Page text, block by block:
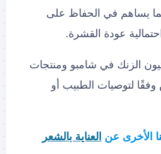
يساهم في الحفاظ على
عودة القشرة.
الزنك في شامبو ومنتجات
وفقًا لتوصيات الطبيب أو
الأخرى عن العناية بالشعر